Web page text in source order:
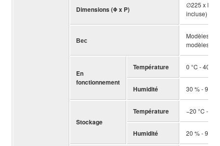
Dimensions (Φ x P)
∅225 x
incluse) *
Вес
Modèles
modèles
En
fonctionnement
Température 0 °C - 40 °C
Humidité 30 % - 90
Stockage
Température −20 °C - 60
Humidité 20 % - 90